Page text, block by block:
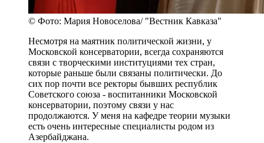
© Фото: Мария Новоселова/ "Вестник Кавказа"
Несмотря на маятник политической жизни, у
Московской консерватории, всегда сохраняются
связи с творческими институциями тех стран,
которые раньше были связаны политически. До
сих пор почти все ректоры бывших республик
Советского союза - воспитанники Московской
консерватории, поэтому связи у нас
продолжаются. У меня на кафедре теории музыки
есть очень интересные специалисты родом из
Азербайджана.